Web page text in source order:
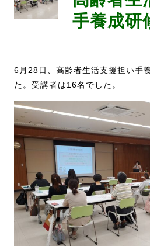
手養成研
6月28日、高齢者生活支援担い手
た。受講者は16名でした。